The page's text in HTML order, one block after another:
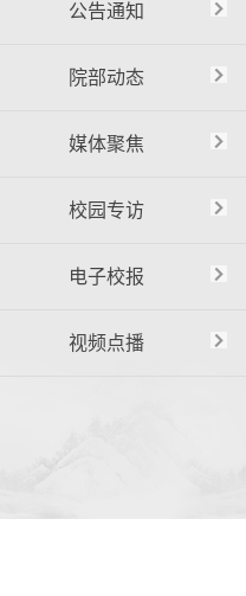
公告通知
院部动态
媒体聚焦
校园专访
电子校报
视频点播